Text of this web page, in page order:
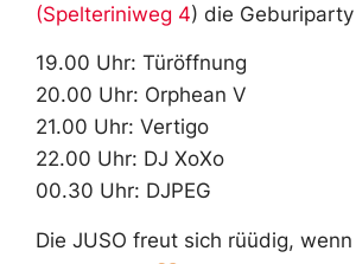
(Spelteriniweg 4) die
19.00 Uhr: Türöffnung
20.00 Uhr: Orphean V
21.00 Uhr: Vertigo
22.00 Uhr: DJ XoXo
00.30 Uhr: DJPEG
Die JUSO freut sich rüüdig,